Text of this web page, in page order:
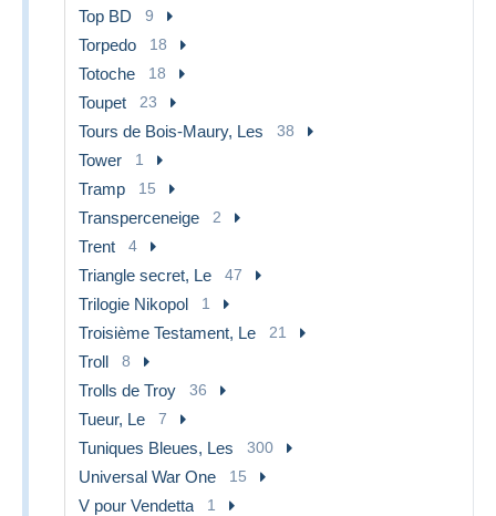
Top BD 9
Torpedo 18
Totoche 18
Toupet 23
Tours de Bois-Maury, Les 38
Tower 1
Tramp 15
Transperceneige 2
Trent 4
Triangle secret, Le 47
Trilogie Nikopol 1
Troisième Testament, Le 21
Troll 8
Trolls de Troy 36
Tueur, Le 7
Tuniques Bleues, Les 300
Universal War One 15
V pour Vendetta 1